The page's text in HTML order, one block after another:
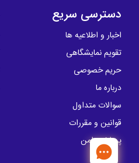
دسترسی سریع
اخبار و اطلاعیه ها
تقویم نمایشگاهی
حریم خصوصی
درباره ما
سوالات متداول
قوانین و مقررات
پرداخت امن